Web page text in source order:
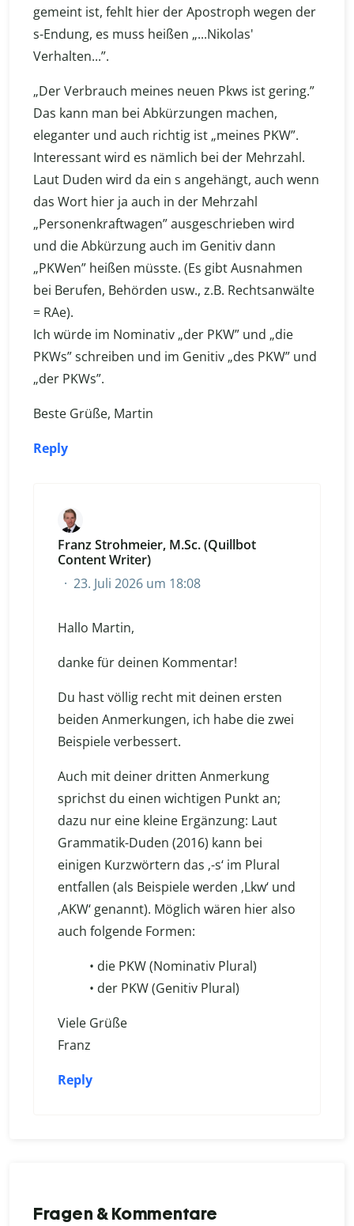
gemeint ist, fehlt hier der Apostroph wegen der
s-Endung, es muss heißen „...Nikolas'
Verhalten...”.
„Der Verbrauch meines neuen Pkws ist gering.”
Das kann man bei Abkürzungen machen,
eleganter und auch richtig ist „meines PKW”.
Interessant wird es nämlich bei der Mehrzahl.
Laut Duden wird da ein s angehängt, auch wenn
das Wort hier ja auch in der Mehrzahl
„Personenkraftwagen” ausgeschrieben wird
und die Abkürzung auch im Genitiv dann
„PKWen” heißen müsste. (Es gibt Ausnahmen
bei Berufen, Behörden usw., z.B. Rechtsanwälte
= RAe).
Ich würde im Nominativ „der PKW” und „die
PKWs” schreiben und im Genitiv „des PKW” und
„der PKWs”.
Beste Grüße, Martin
Reply
Franz Strohmeier, M.Sc. (Quillbot
Content Writer)
23. Juli 2026 um 18:08
Hallo Martin,
danke für deinen Kommentar!
Du hast völlig recht mit deinen ersten
beiden Anmerkungen, ich habe die zwei
Beispiele verbessert.
Auch mit deiner dritten Anmerkung
sprichst du einen wichtigen Punkt an;
dazu nur eine kleine Ergänzung: Laut
Grammatik-Duden (2016) kann bei
einigen Kurzwörtern das ‚-s‘ im Plural
entfallen (als Beispiele werden ‚Lkw‘ und
‚AKW‘ genannt). Möglich wären hier also
auch folgende Formen:
• die PKW (Nominativ Plural)
• der PKW (Genitiv Plural)
Viele Grüße
Franz
Reply
Fragen & Kommentare